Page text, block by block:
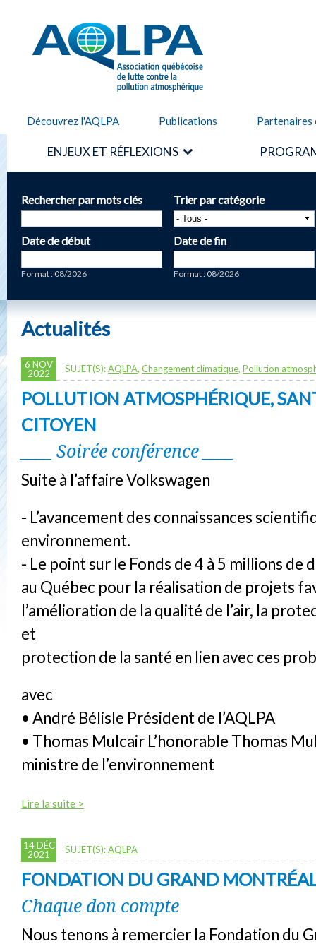
AQLPA
Découvrez l'AQLPA Publications Partenaires
ENJEUX ET RÉFLEXIONS
Rechercher par mots clés Trier par catégorie
Date de début
Format : 08/2026
Date de fin
Format : 08/2026
Actualités
6 NOV
2022
SUJET(S):AQLPA, Changement climatique, Pollution
POLLUTION ATMOSPHÉRIQUE,
CITOYEN
____ Soirée conférence ____
Suite à l’affaire Volkswagen
- L’avancement des connaissances
environnement.
- Le point sur le Fonds de 4 à 5 millions de
au Québec pour la réalisation de projets
l’amélioration de la qualité de l’air, la
et
protection de la santé en lien avec ces
avec
• André Bélisle Président de l’AQLPA
• Thomas Mulcair L’honorable Thomas
ministre de l’environnement
Lire la suite >
14 DÉC
2021
SUJET(S):AQLPA
FONDATION DU GRAND
Chaque don compte
Nous tenons à remercier la Fondation du